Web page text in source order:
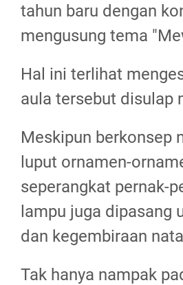
tahun baru dengan
mengusung tema
Hal ini terlihat
aula tersebut disulap
Meskipun berkonsep
luput ornamen-
seperangkat pernak-
lampu juga dipasang
dan kegembiraan
Tak hanya nampak